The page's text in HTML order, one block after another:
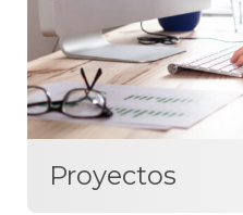
Proyectos